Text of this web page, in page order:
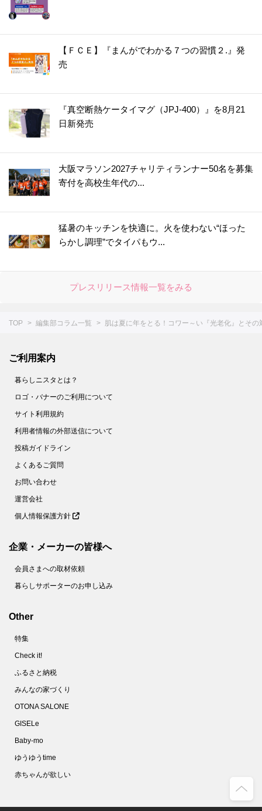
【ＦＣＥ】『まんがでわかる７つの習慣２.』発
売
『真空断熱ケータイマグ（JPJ-400）』を8月21
日新発売
大阪マラソン2027チャリティランナー50名を募集
寄付を高校生年代の...
猛暑のキッチンを快適に。火を使わない“ほった
らかし調理”でタイパもウ...
プレスリリース情報一覧をみる
TOP 編集部コラム一覧 肌は夏に年をとる！コワー～い『光老化』とその
ご利用案内
暮らしニスタとは？
ロゴ・バナーのご利用について
サイト利用規約
利用者情報の外部送信について
投稿ガイドライン
よくあるご質問
お問い合わせ
運営会社
個人情報保護方針
企業・メーカーの皆様へ
会員さまへの取材依頼
暮らしサポーターのお申し込み
Other
特集
Check it!
ふるさと納税
みんなの家づくり
OTONA SALONE
GISELe
Baby-mo
ゆうゆうtime
赤ちゃんが欲しい